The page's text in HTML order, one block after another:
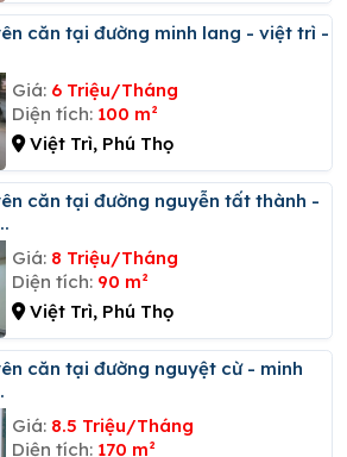
Giá: 6 Triệu/Tháng
Diện tích: 100 m²
Việt Trì, Phú Thọ
Giá: 8 Triệu/Tháng
Diện tích: 90 m²
Việt Trì, Phú Thọ
Giá: 8.5 Triệu/Tháng
Diện tích: 170 m²